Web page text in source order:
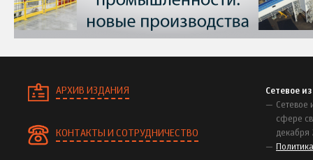
АРХИВ ИЗДАНИЯ
КОНТАКТЫ И СОТРУДНИЧЕСТВО
Сетевое
Сетевое
сфере
декабря